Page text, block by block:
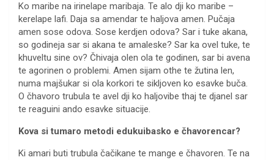
Ko maribe na irinelape maribaja. Te alo dji ko maribe –
kerelape lafi. Daja sa amendar te haljova amen. Pučaja
amen sose odova. Sose kerdjen odova? Sar i tuke akana,
so godineja sar si akana te amaleske? Sar ka ovel tuke, te
khuveltu sine ov? Čhivaja olen ola te godinen, sar bi avena
te agorinen o problemi. Amen sijam othe te žutina len,
numa majšukar si ola korkori te sikljoven ko esavke buča.
O čhavoro trubula te avel dji ko haljovibe thaj te djanel sar
te reaguini ando esavke situacije.
Kova si tumaro metodi edukuibasko e čhavorencar?
Ki amari buti trubula čačikane te mange e čhavoren. Te na